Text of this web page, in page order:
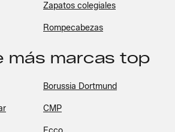
Zapatos colegiales
Rompecabezas
más marcas top
Borussia Dortmund
CMP